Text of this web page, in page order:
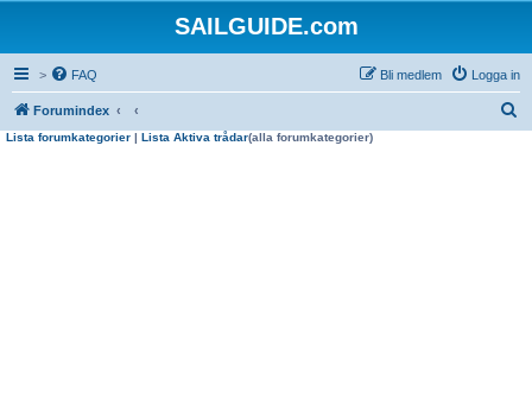
SAILGUIDE.com
> FAQ Logga in
Bli medlem
Forumindex
Lista forumkategorier | Lista Aktiva trådar(alla forumkategorier)